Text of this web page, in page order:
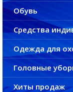
Обувь
Средства
Одежда для
Головные
Хиты продаж